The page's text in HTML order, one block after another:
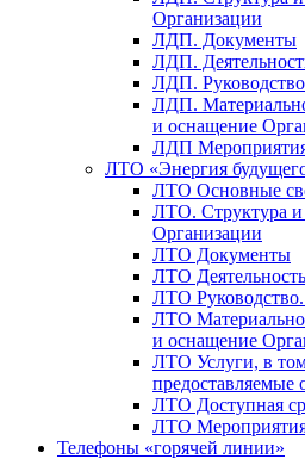
Организации
ЛДП. Документы
ЛДП.
ЛДП.
ЛДП.
и оснащение
ЛДП
ЛТО «Энергия
ЛТО Основные
ЛТО. Структура и
Организации
ЛТО Документы
ЛТО Деятельность
ЛТО Руководство.
ЛТО
и оснащение
ЛТО Услуги, в
предоставляемые
ЛТО Доступная
ЛТО
Телефоны «горячей линии»